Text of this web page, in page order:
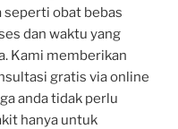
seperti obat bebas
dan waktu yang
Kami memberikan
gratis via online
anda tidak perlu
hanya untuk